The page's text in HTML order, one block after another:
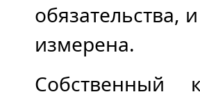
обязательства,
измерена.
Собственный